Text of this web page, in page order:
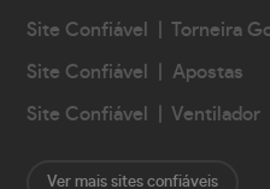
Site Confiável | Torneira
Site Confiável | Apostas
Site Confiável | Ventilador
Ver mais sites confiáveis